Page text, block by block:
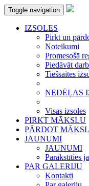
Toggle navigation
IZSOLES
Pirkt un
Noteikumi
Promesošā
Piedāvāt
Tiešsaites
NEDĒĻAS
Visas izsoles
PIRKT MĀKSLU
PĀRDOT
JAUNUMI
JAUNUMI
Parakstīties
PAR GALERIJU
Kontakti